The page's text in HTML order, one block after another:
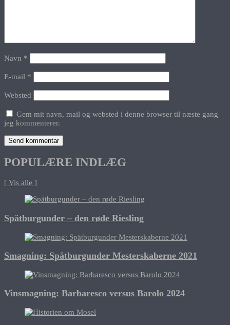
Navn *
E-mail *
Websted
Gem mit navn, mail og websted i denne browser til næste gang
jeg kommenterer.
POPULÆRE INDLÆG
[ Vis alle ]
Spätburgunder – den røde Riesling
Smagning: Spätburgunder Mesterskaberne 2021
Vinsmagning: Barbaresco versus Barolo 2024